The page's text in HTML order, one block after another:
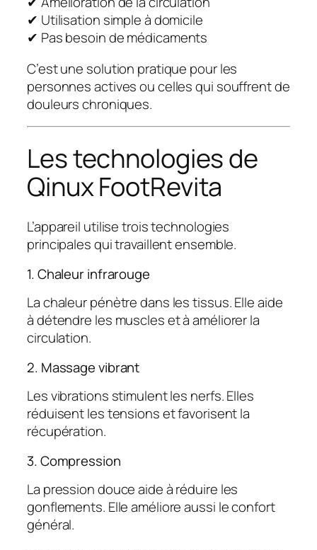
✔ Utilisation simple à domicile
✔ Pas besoin de médicaments
C’est une solution pratique pour les
personnes actives ou celles qui souffrent de
douleurs chroniques.
Les technologies de
Qinux FootRevita
L’appareil utilise trois technologies
principales qui travaillent ensemble.
1. Chaleur infrarouge
La chaleur pénètre dans les tissus. Elle aide
à détendre les muscles et à améliorer la
circulation.
2. Massage vibrant
Les vibrations stimulent les nerfs. Elles
réduisent les tensions et favorisent la
récupération.
3. Compression
La pression douce aide à réduire les
gonflements. Elle améliore aussi le confort
général.